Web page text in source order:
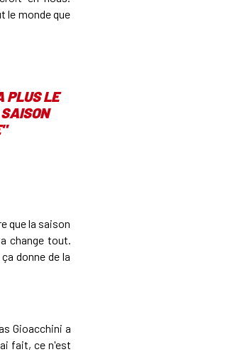
le monde que
PLUS LE
que la saison
change tout.
donne de la
Gioacchini a
fait, ce n'est